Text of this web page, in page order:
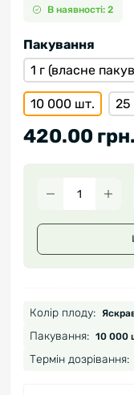
В наявності: 2
Пакування
1 г (власне
10 000 шт. 25
420.00 грн.
Колір плоду:
Пакування: 10 000
Термін дозрівання: